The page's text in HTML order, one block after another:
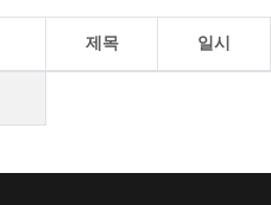
제목 일시